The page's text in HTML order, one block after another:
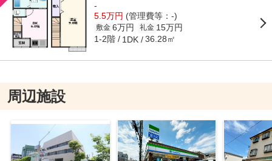
-
5.5万円 (管理費等：-)
敷金 6万円 礼金 15万円
1-2階 1DK 36.28㎡
周辺施設